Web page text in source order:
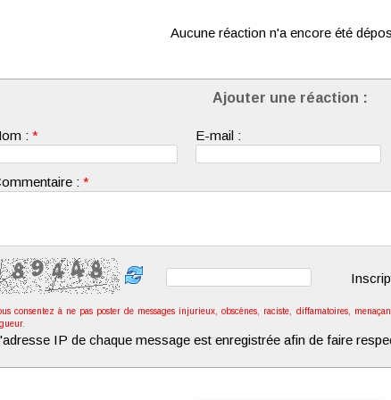
Aucune réaction n'a encore été
Ajouter une réaction :
: * E-mail :
: *
consentez à ne pas poster de messages injurieux, obscènes, raciste, diffamatoires,
IP de chaque message est enregistrée afin de faire